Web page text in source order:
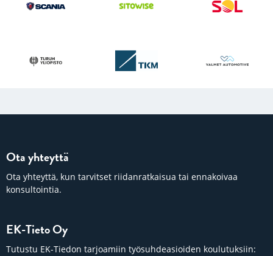
Ota yhteyttä
Ota yhteyttä, kun tarvitset riidanratkaisua tai ennakoivaa
konsultointia.
EK-Tieto Oy
Tutustu EK-Tiedon tarjoamiin työsuhdeasioiden koulutuksiin: